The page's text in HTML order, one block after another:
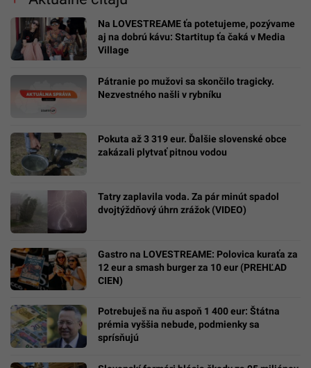
Na LOVESTREAME ťa potetujeme, pozývame
aj na dobrú kávu: Startitup ťa čaká v Media
Village
Pátranie po mužovi sa skončilo tragicky.
Nezvestného našli v rybníku
Pokuta až 3 319 eur. Ďalšie slovenské obce
zakázali plytvať pitnou vodou
Tatry zaplavila voda. Za pár minút spadol
dvojtýždňový úhrn zrážok (VIDEO)
Gastro na LOVESTREAME: Polovica kuraťa za
12 eur a smash burger za 10 eur (PREHĽAD
CIEN)
Potrebuješ na ňu aspoň 1 400 eur: Štátna
prémia vyššia nebude, podmienky sa
sprísňujú